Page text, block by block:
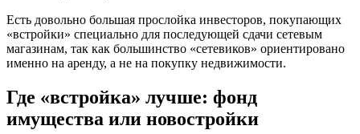
Есть довольно большая прослойка инвесторов, покупающих
«встройки» специально для последующей сдачи сетевым
магазинам, так как большинство «сетевиков» ориентировано
именно на аренду, а не на покупку недвижимости.
Где «встройка» лучше: фонд
имущества или новостройки